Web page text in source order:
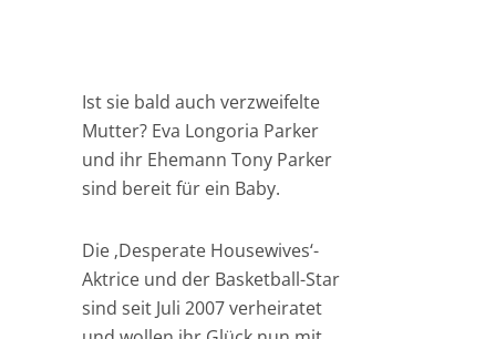
Ist sie bald auch verzweifelte
Mutter? Eva Longoria Parker
und ihr Ehemann Tony Parker
sind bereit für ein Baby.
Die ‚Desperate Housewives‘-
Aktrice und der Basketball-Star
sind seit Juli 2007 verheiratet